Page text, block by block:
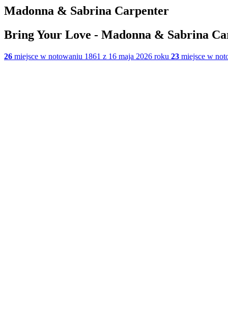
Madonna & Sabrina Carpenter
Bring Your Love - Madonna & Sabrina
26 miejsce w notowaniu 1861 z 16 maja 2026 roku 23 miejsce w